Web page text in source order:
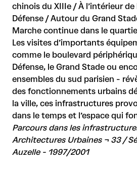
chinois du XIIIe / À l’intérieur de
Défense / Autour du Grand
Marche continue dans le
Les visites d’importants
comme le boulevard
Défense, le Grand Stade ou
ensembles du sud parisien -
des fonctionnements urbains
la ville, ces infrastructures
dans le temps et l’espace qui
Parcours dans les
Architectures Urbaines ¬ 33 /
Auzelle - 1997/2001